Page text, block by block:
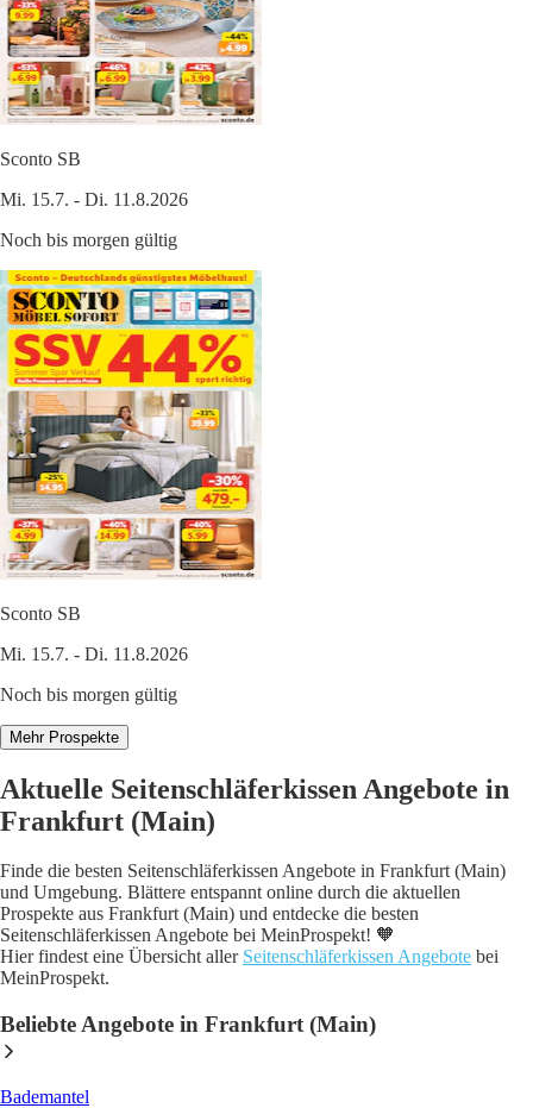
Sconto SB
Mi. 15.7. - Di. 11.8.2026
Noch bis morgen gültig
Sconto SB
Mi. 15.7. - Di. 11.8.2026
Noch bis morgen gültig
Mehr Prospekte
Aktuelle Seitenschläferkissen Angebote in
Frankfurt (Main)
Finde die besten Seitenschläferkissen Angebote in Frankfurt (Main)
und Umgebung. Blättere entspannt online durch die aktuellen
Prospekte aus Frankfurt (Main) und entdecke die besten
Seitenschläferkissen Angebote bei MeinProspekt! 🧡
Hier findest eine Übersicht aller Seitenschläferkissen Angebote bei
MeinProspekt.
Beliebte Angebote in Frankfurt (Main)
Bademantel